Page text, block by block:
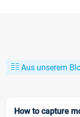
Aus unserem
How to capture